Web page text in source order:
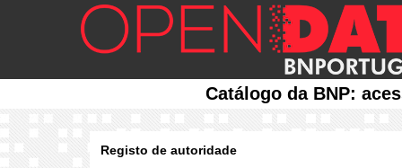
Catálogo da BNP:
Registo de autoridade